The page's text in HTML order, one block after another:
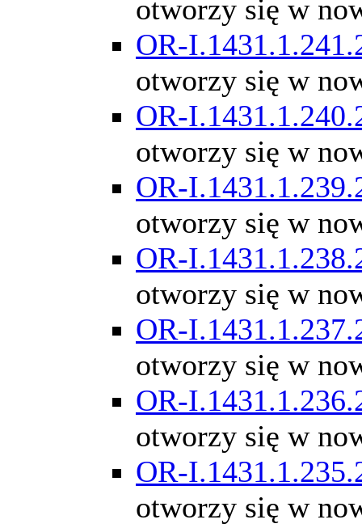
otworzy się w
OR-
otworzy się w
OR-
otworzy się w
OR-
otworzy się w
OR-
otworzy się w
OR-
otworzy się w
OR-
otworzy się w
OR-
otworzy się w